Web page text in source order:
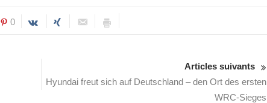
0
Articles suivants
Hyundai freut sich auf Deutschland – den Ort des ersten
WRC-Sieges